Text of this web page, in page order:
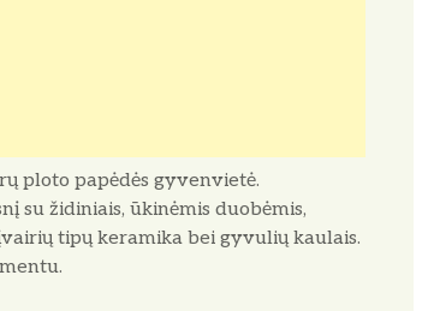
ploto papėdės gyvenvietė.
su židiniais, ūkinėmis duobėmis,
tipų keramika bei gyvulių kaulais.